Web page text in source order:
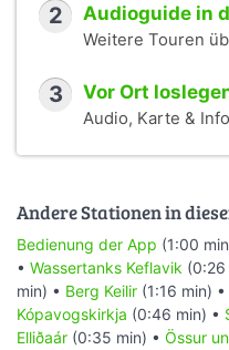
2 Audioguide in
Weitere Touren
3 Vor Ort
Audio, Karte &
Andere Stationen in
Bedienung der App (1:00
• Wassertanks Keflavik (0:26
min) • Berg Keilir (1:16 min) •
Kópavogskirkja (0:46 min) •
Elliðaár (0:35 min) • Össur